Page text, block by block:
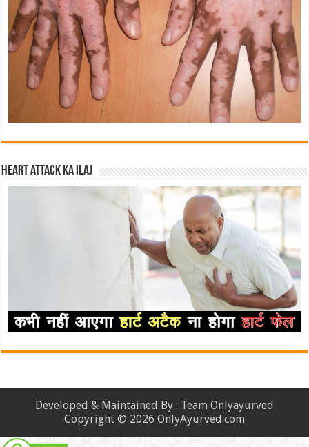
Heart attack ka ilaj
Developed & Maintained By : Team Onlyayurved
Copyright © 2026 OnlyAyurved.com